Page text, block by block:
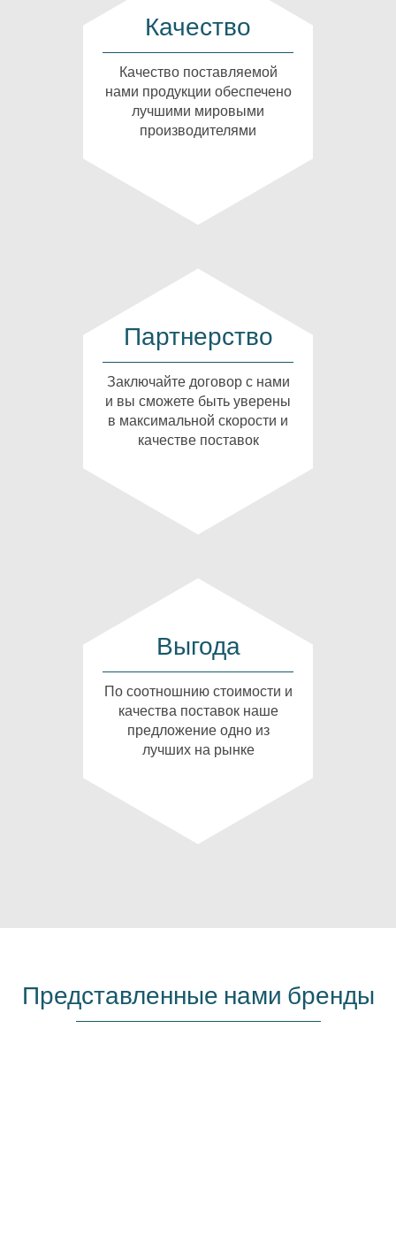
Качество
Качество поставляемой
нами продукции обеспечено
лучшими мировыми
производителями
Партнерство
Заключайте договор с нами
и вы сможете быть уверены
в максимальной скорости и
качестве поставок
Выгода
По соотношнию стоимости и
качества поставок наше
предложение одно из
лучших на рынке
Представленные нами бренды